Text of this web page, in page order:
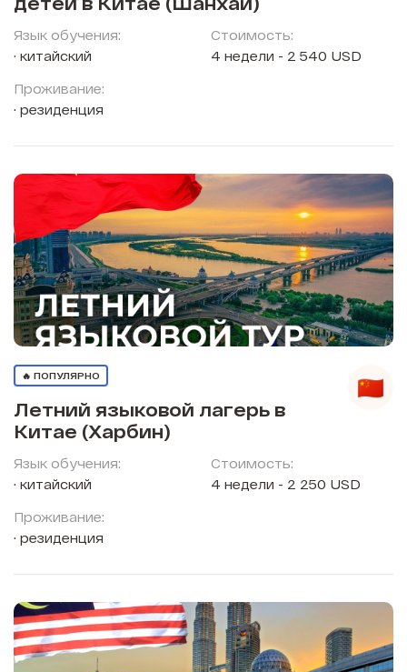
Язык обучения:
китайский
Проживание:
резиденция
Стоимость:
4 недели - 2 540 USD
🔥 ПОПУЛЯРНО
Летний языковой лагерь в
Китае (Харбин)
Язык обучения:
китайский
Проживание:
резиденция
Стоимость:
4 недели - 2 250 USD